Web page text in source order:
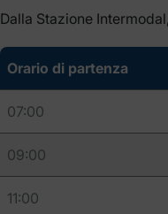
Dalla Stazione
Orario di partenza
07:00
09:00
11:00